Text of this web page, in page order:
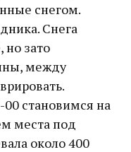
снегом.
Снега
но зато
между
становимся на
места под
около 400